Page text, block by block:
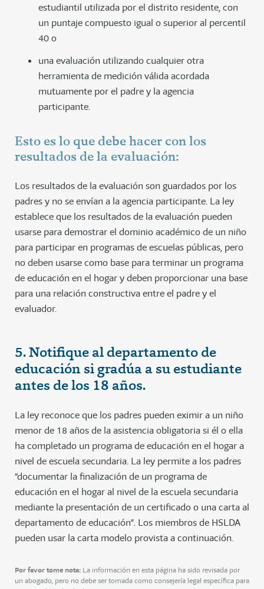
estudiantil utilizada por el distrito residente, con
un puntaje compuesto igual o superior al percentil
40 o
una evaluación utilizando cualquier otra
herramienta de medición válida acordada
mutuamente por el padre y la agencia
participante.
Esto es lo que debe hacer con los
resultados de la evaluación:
Los resultados de la evaluación son guardados por los
padres y no se envían a la agencia participante. La ley
establece que los resultados de la evaluación pueden
usarse para demostrar el dominio académico de un niño
para participar en programas de escuelas públicas, pero
no deben usarse como base para terminar un programa
de educación en el hogar y deben proporcionar una base
para una relación constructiva entre el padre y el
evaluador.
5. Notifique al departamento de
educación si gradúa a su estudiante
antes de los 18 años.
La ley reconoce que los padres pueden eximir a un niño
menor de 18 años de la asistencia obligatoria si él o ella
ha completado un programa de educación en el hogar a
nivel de escuela secundaria. La ley permite a los padres
“documentar la finalización de un programa de
educación en el hogar al nivel de la escuela secundaria
mediante la presentación de un certificado o una carta al
departamento de educación”. Los miembros de HSLDA
pueden usar la carta modelo provista a continuación.
Por favor tome nota: La información en esta página ha sido revisada por
un abogado, pero no debe ser tomada como consejería legal específica para